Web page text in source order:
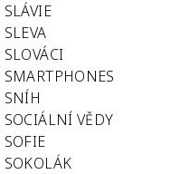
SLÁVIE
SLEVA
SLOVÁCI
SMARTPHONES
SNÍH
SOCIÁLNÍ VĚDY
SOFIE
SOKOLÁK